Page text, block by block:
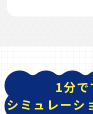
1分
シミュレーシ